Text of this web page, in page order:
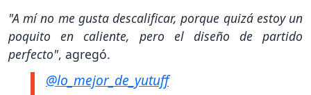
"A mí no me gusta descalificar, porque quizá estoy un
poquito en caliente, pero el diseño de partido
perfecto", agregó.
@lo_mejor_de_yutuff